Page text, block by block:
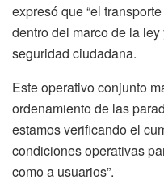
expresó que “el
dentro del marco de la
seguridad ciudadana.
Este operativo conjunto
ordenamiento de las
estamos verificando el
condiciones operativas
como a usuarios”.